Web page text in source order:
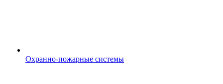
Охранно-пожарные системы